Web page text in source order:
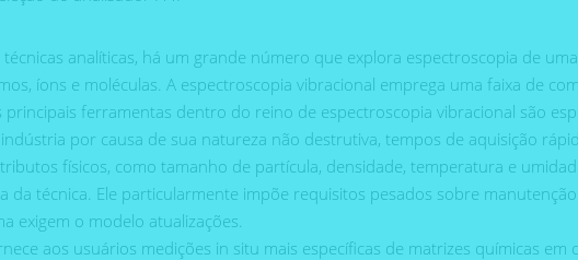
analíticas, há um grande número que explora espectroscopia de
íons e moléculas. A espectroscopia vibracional emprega uma faixa de
principais ferramentas dentro do reino de espectroscopia vibracional são
por causa de sua natureza não destrutiva, tempos de aquisição
físicos, como tamanho de partícula, densidade, temperatura e
da técnica. Ele particularmente impõe requisitos pesados ​​sobre
exigem o modelo atualizações.
aos usuários medições in situ mais específicas de matrizes químicas